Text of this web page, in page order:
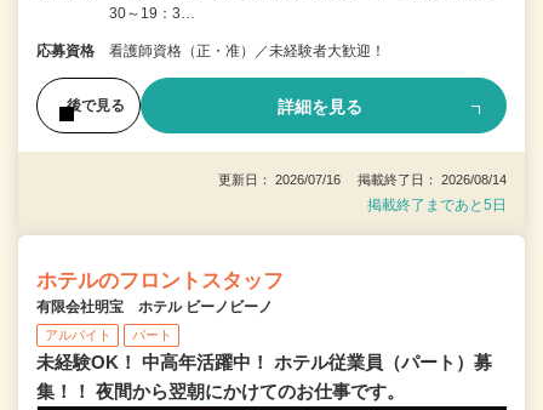
30～19：3…
応募資格 看護師資格（正・准）／未経験者大歓迎！
後で見る 詳細を見る
更新日： 2026/07/16 掲載終了日： 2026/08/14
掲載終了まであと5日
ホテルのフロントスタッフ
有限会社明宝 ホテル ビーノビーノ
アルバイト パート
未経験OK！ 中高年活躍中！ ホテル従業員（パート）募
集！！ 夜間から翌朝にかけてのお仕事です。